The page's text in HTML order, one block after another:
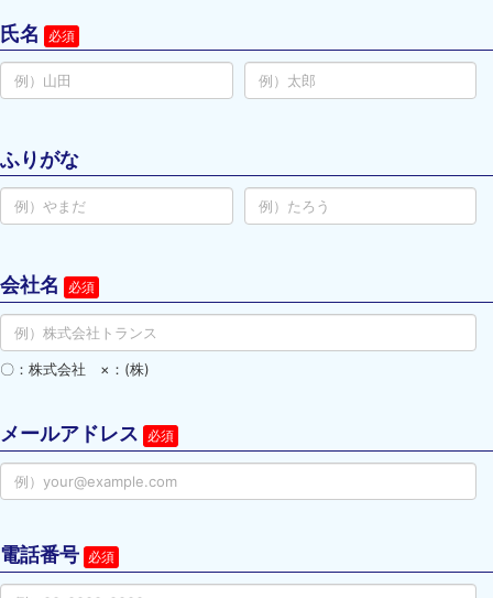
氏名
ふりがな
会社名
〇：株式会社 ×：(株)
メールアドレス
電話番号